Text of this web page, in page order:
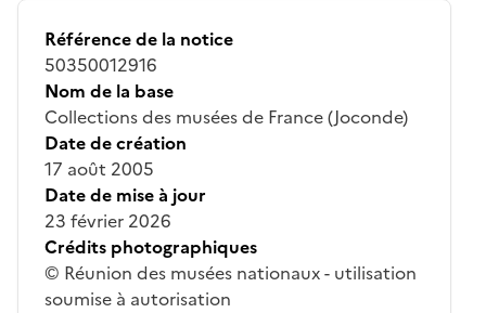
Référence de la notice
50350012916
Nom de la base
Collections des musées de France (Joconde)
Date de création
17 août 2005
Date de mise à jour
23 février 2026
Crédits photographiques
© Réunion des musées nationaux - utilisation
soumise à autorisation